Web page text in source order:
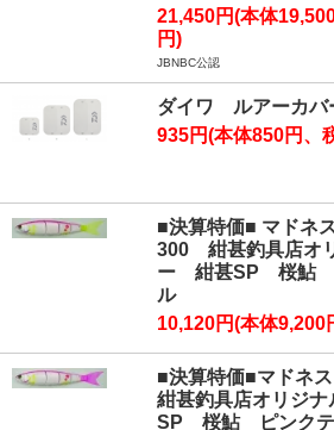
21,450円(本体
円)
JBNBC公認
ダイワ ルアーカバ
935円(本体850円、
■決算特価■ マドネ
300 紺甚釣具店オ
ー 紺甚SP 桜鮎
ル
10,120円(本体9,200
■決算特価■マドネ
紺甚釣具店オリジ
SP 桜鮎 ピンクテ